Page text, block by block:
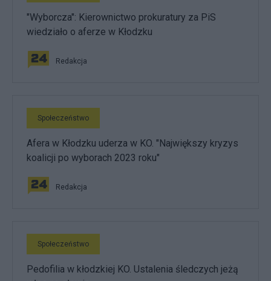
"Wyborcza": Kierownictwo prokuratury za PiS
wiedziało o aferze w Kłodzku
Redakcja
Społeczeństwo
Afera w Kłodzku uderza w KO. "Największy kryzys
koalicji po wyborach 2023 roku"
Redakcja
Społeczeństwo
Pedofilia w kłodzkiej KO. Ustalenia śledczych jeżą